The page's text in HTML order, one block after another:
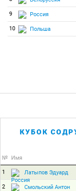
9 Россия
10 Польша
КУБОК
№ Имя
1 Латыпов Эдуард
2 Смольский Антон